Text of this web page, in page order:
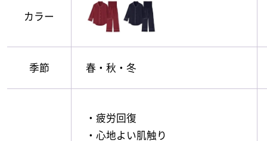
カラー
季節 春・秋・冬
・疲労回復
・心地よい肌触り